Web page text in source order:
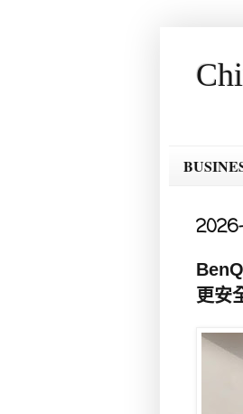
更安